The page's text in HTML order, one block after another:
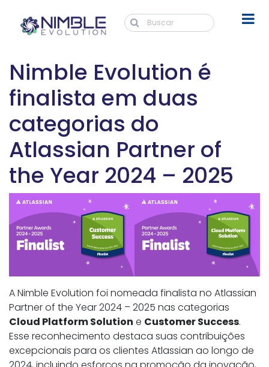
Nimble Evolution é
finalista em duas
categorias do
Atlassian Partner of
the Year 2024 – 2025
A Nimble Evolution foi nomeada finalista no Atlassian
Partner of the Year 2024 – 2025 nas categorias
Cloud Platform Solution e Customer Success.
Esse reconhecimento destaca suas contribuições
excepcionais para os clientes Atlassian ao longo de